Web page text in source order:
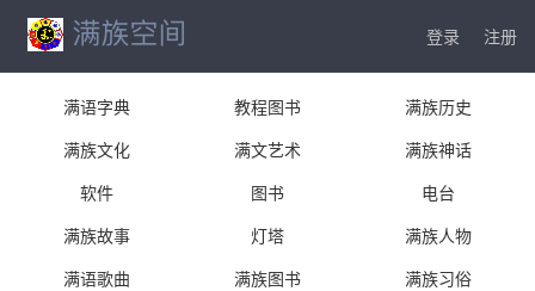
登录 注册
满语字典 教程图书
满族历史
满族文化
满文艺术
满族神话
软件
图书
电台
满族故事
灯塔
满族人物
满语歌曲
满族图书
满族习俗